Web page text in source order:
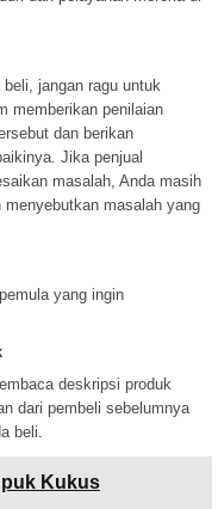
jangan ragu untuk
memberikan penilaian
dan berikan
Jika penjual
masalah, Anda masih
masalah yang
yang ingin
deskripsi produk
dari pembeli sebelumnya
beli.
Kukus